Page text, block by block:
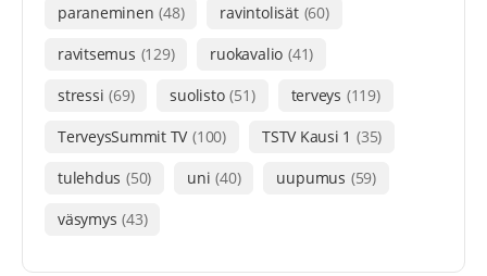
paraneminen (48) ravintolisät (60)
ravitsemus (129) ruokavalio (41)
stressi (69) suolisto (51) terveys (119)
TerveysSummit TV (100) TSTV Kausi 1 (35)
tulehdus (50) uni (40) uupumus (59)
väsymys (43)